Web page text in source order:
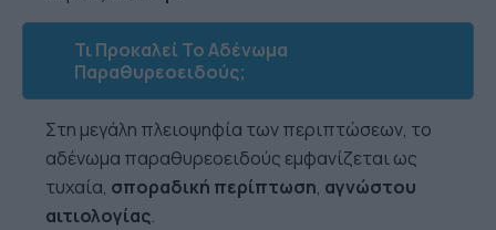
Τι Προκαλεί Το Αδένωμα
Παραθυρεοειδούς;
Στη μεγάλη πλειοψηφία των περιπτώσεων, το
αδένωμα παραθυρεοειδούς εμφανίζεται ως
τυχαία, σποραδική περίπτωση, αγνώστου
αιτιολογίας.